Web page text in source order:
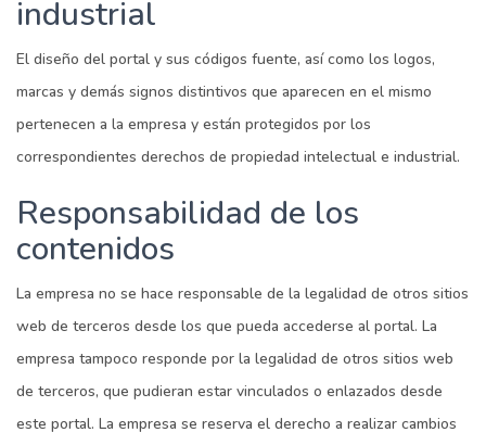
industrial
El diseño del portal y sus códigos fuente, así como los logos,
marcas y demás signos distintivos que aparecen en el mismo
pertenecen a la empresa y están protegidos por los
correspondientes derechos de propiedad intelectual e industrial.
Responsabilidad de los
contenidos
La empresa no se hace responsable de la legalidad de otros sitios
web de terceros desde los que pueda accederse al portal. La
empresa tampoco responde por la legalidad de otros sitios web
de terceros, que pudieran estar vinculados o enlazados desde
este portal. La empresa se reserva el derecho a realizar cambios